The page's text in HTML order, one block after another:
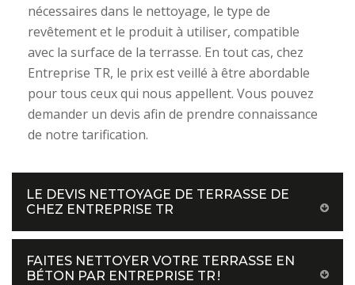
nécessaires dans le nettoyage, le type de
revêtement et le produit à utiliser, compatible
avec la surface de la terrasse. En tout cas, chez
Entreprise TR, le prix est veillé à être abordable
pour tous ceux qui nous appellent. Vous pouvez
demander un devis afin de prendre connaissance
de notre tarification.
LE DEVIS NETTOYAGE DE TERRASSE DE
CHEZ ENTREPRISE TR
FAITES NETTOYER VOTRE TERRASSE EN
BÉTON PAR ENTREPRISE TR !